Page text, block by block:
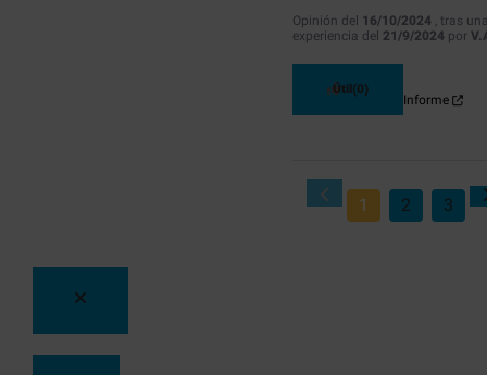
Opinión del 16/10/2024 , tras
experiencia del 21/9/2024 por
Útil(0)
Informe
1 2 3